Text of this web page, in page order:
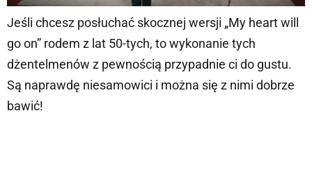
Jeśli chcesz posłuchać skocznej wersji „My heart will
go on” rodem z lat 50-tych, to wykonanie tych
dżentelmenów z pewnością przypadnie ci do gustu.
Są naprawdę niesamowici i można się z nimi dobrze
bawić!